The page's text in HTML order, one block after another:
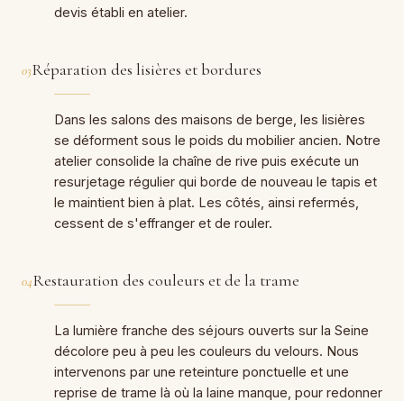
devis établi en atelier.
03Réparation des lisières et bordures
Dans les salons des maisons de berge, les lisières
se déforment sous le poids du mobilier ancien. Notre
atelier consolide la chaîne de rive puis exécute un
resurjetage régulier qui borde de nouveau le tapis et
le maintient bien à plat. Les côtés, ainsi refermés,
cessent de s'effranger et de rouler.
04Restauration des couleurs et de la trame
La lumière franche des séjours ouverts sur la Seine
décolore peu à peu les couleurs du velours. Nous
intervenons par une reteinture ponctuelle et une
reprise de trame là où la laine manque, pour redonner